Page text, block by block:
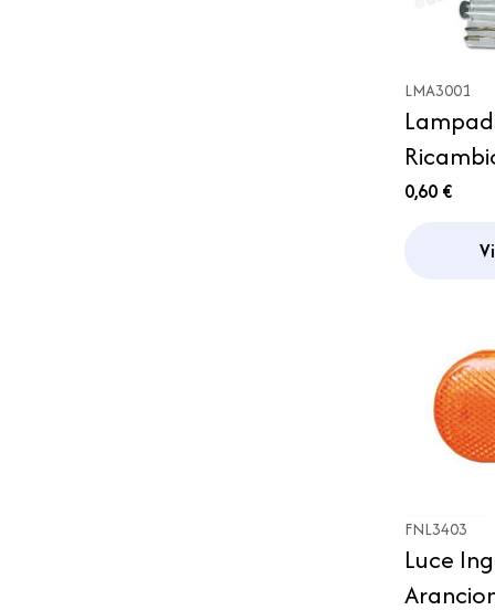
LMA3001
0,60 €
FNL3403
Luce